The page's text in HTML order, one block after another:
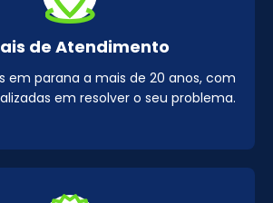
de Atendimento
em parana a mais de 20 anos, com
em resolver o seu problema.